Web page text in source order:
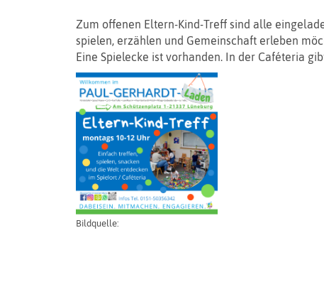
Zum offenen Eltern-Kind-Treff sind alle
spielen, erzählen und Gemeinschaft erleben
Eine Spielecke ist vorhanden. In der Caféteria
Bildquelle: